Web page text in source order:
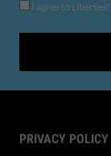
I agree to Liberties'
PRIVACY POLICY